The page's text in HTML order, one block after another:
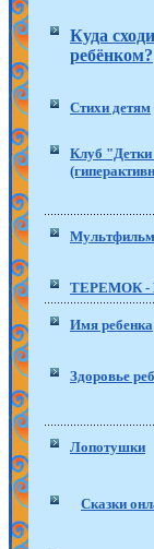
Куда
ребёнком?
Стихи детям
Клуб "Детки
ТЕРЕМОК
Имя ребенка
Здоровье
Лопотушки
Сказки